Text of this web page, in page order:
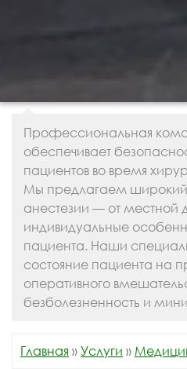
Профессиональная
обеспечивает
пациентов во время
Мы предлагаем широкий
анестезии — от местной
индивидуальные
пациента. Наши
состояние пациента на
оперативного
безболезненность и
Главная » Услуги »